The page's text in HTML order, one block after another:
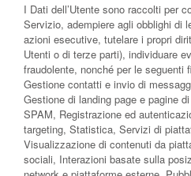
I Dati dell’Utente sono raccolti per
Servizio, adempiere agli obblighi di
azioni esecutive, tutelare i propri
Utenti o di terze parti), individuare
fraudolente, nonché per le seguenti
Gestione contatti e invio di
Gestione di landing page e pagine
SPAM, Registrazione ed
targeting, Statistica, Servizi di
Visualizzazione di contenuti da
sociali, Interazioni basate sulla